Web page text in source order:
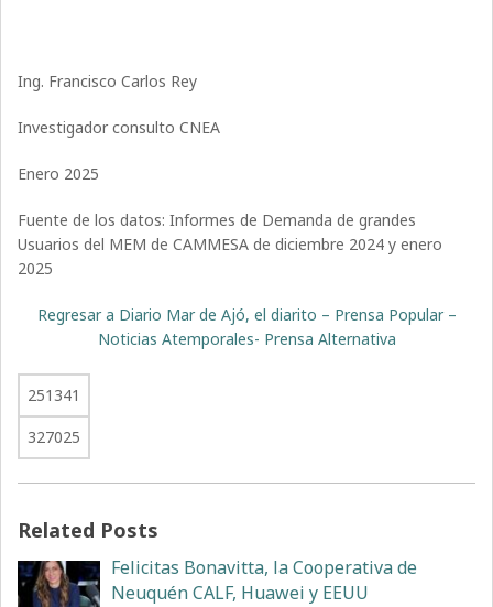
Ing. Francisco Carlos Rey
Investigador consulto CNEA
Enero 2025
Fuente de los datos: Informes de Demanda de grandes
Usuarios del MEM de CAMMESA de diciembre 2024 y enero
2025
Regresar a Diario Mar de Ajó, el diarito – Prensa Popular –
Noticias Atemporales- Prensa Alternativa
251341
327025
Related Posts
Felicitas Bonavitta, la Cooperativa de
Neuquén CALF, Huawei y EEUU